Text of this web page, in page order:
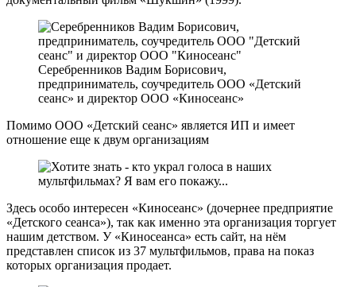
Серебренников Вадим Борисович,
предприниматель, соучредитель ООО «Детский
сеанс» и директор ООО «Киносеанс»
Помимо ООО «Детский сеанс» является ИП и имеет
отношение еще к двум организациям
Здесь особо интересен «Киносеанс» (дочернее предприятие
«Детского сеанса»), так как именно эта организация торгует
нашим детством. У «Киносеанса» есть сайт, на нём
представлен список из 37 мультфильмов, права на показ
которых организация продает.